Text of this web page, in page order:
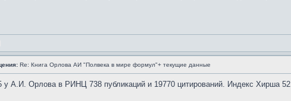
Re: Книга Орлова АИ "Полвека в мире формул"+ текущие данные
у А.И. Орлова в РИНЦ 738 публикаций и 19770 цитирований. Индекс Хирша 52